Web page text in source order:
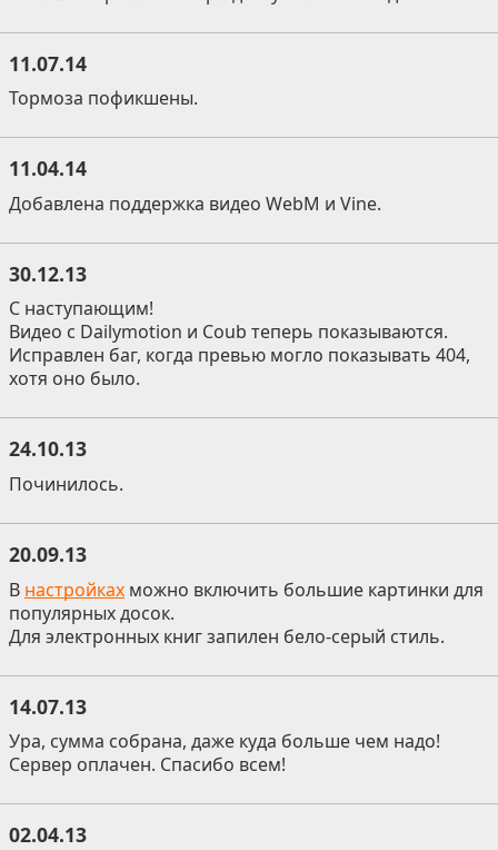
11.07.14
Тормоза пофикшены.
11.04.14
Добавлена поддержка видео WebM и Vine.
30.12.13
С наступающим!
Видео с Dailymotion и Coub теперь показываются.
Исправлен баг, когда превью могло показывать 404,
хотя оно было.
24.10.13
Починилось.
20.09.13
В настройках можно включить большие картинки для
популярных досок.
Для электронных книг запилен бело-серый стиль.
14.07.13
Ура, сумма собрана, даже куда больше чем надо!
Сервер оплачен. Спасибо всем!
02.04.13